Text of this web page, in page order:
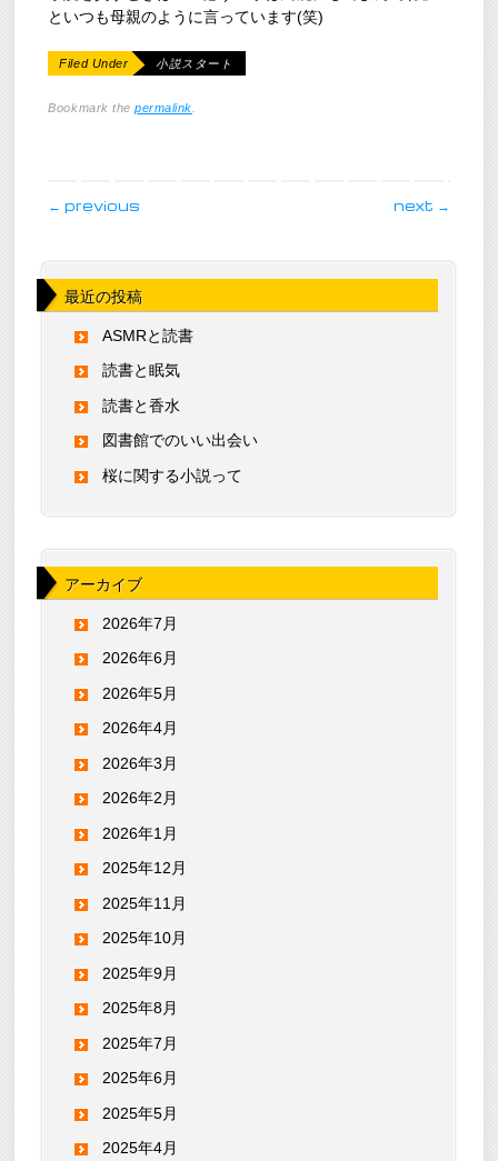
といつも母親のように言っています(笑)
Filed Under 小説スタート
Bookmark thepermalink.
post navigation
← previous next →
最近の投稿
ASMRと読書
読書と眠気
読書と香水
図書館でのいい出会い
桜に関する小説って
アーカイブ
2026年7月
2026年6月
2026年5月
2026年4月
2026年3月
2026年2月
2026年1月
2025年12月
2025年11月
2025年10月
2025年9月
2025年8月
2025年7月
2025年6月
2025年5月
2025年4月